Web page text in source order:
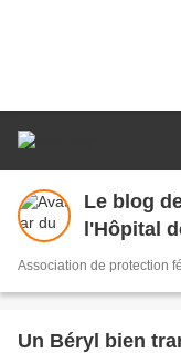
Le blog
l'Hôpital
Association de protection
Un Béryl bien